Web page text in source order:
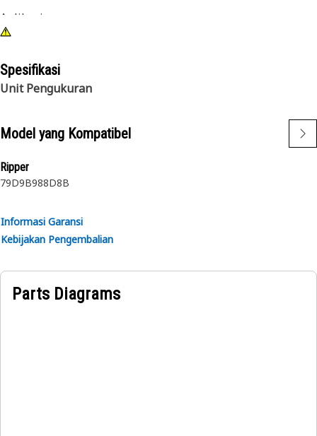
Aplikasi:
• Pin Penahan Pelindung pada grup ripper R450 tertentu
Spesifikasi
Unit Pengukuran
Model yang Kompatibel
Ripper
79D9B988D8B
Informasi Garansi
Kebijakan Pengembalian
Parts Diagrams